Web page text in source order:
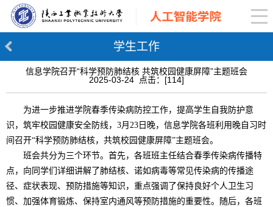
学生工作
信息学院召开“科学预防肺结核 共筑校园健康屏障”主题班会
2025-03-24 点击：[114]
为进一步推进学院春季传染病防控工作，提高学生自我防护意
识，筑牢校园健康安全防线，3月23日晚，信息学院各班利用晚自习时
间召开“科学预防肺结核，共筑校园健康屏障”主题班会。
班会共分为三个环节。首先，各班班主任结合春季传染病传播特
点，向同学们详细讲解了肺结核、诺如病毒等常见传染病的传播途
径、症状表现、预防措施等知识，重点强调了保持良好个人卫生习
惯、加强体育锻炼、保持室内通风等预防措施的重要性。随后，各班